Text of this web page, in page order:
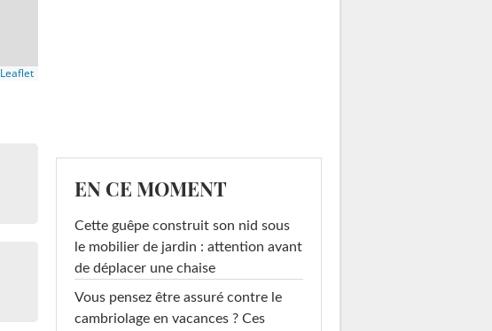
Leaflet
EN CE MOMENT
Cette guêpe construit son nid sous
le mobilier de jardin : attention avant
de déplacer une chaise
Vous pensez être assuré contre le
cambriolage en vacances ? Ces